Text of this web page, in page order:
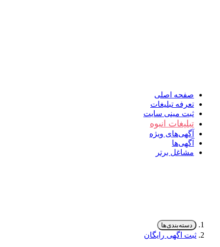
صفحه اصلی
تعرفه تبلیغات
ثبت مینی سایت
تبلیغات انبوه
آگهی‌های ویژه
آگهی‌ها
مشاغل برتر
دسته‌بندی‌ها
ثبت اگهی رایگان